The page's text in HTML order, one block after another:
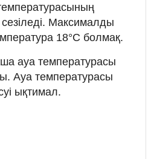
Максималды
18°C болмақ.
ауа температурасы
Ауа температурасы
ықтимал.